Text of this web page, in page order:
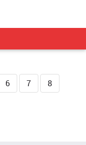
6 7 8